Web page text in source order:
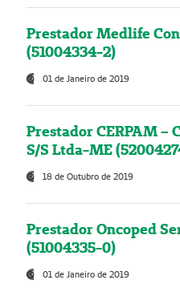
Prestador Medlife
(51004334-2)
01 de Janeiro de 2019
Prestador CERPAM –
S/S Ltda-ME
18 de Outubro de 2019
Prestador Oncoped
(51004335-0)
01 de Janeiro de 2019